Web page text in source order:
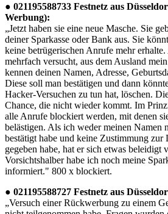
● 021195588733 Festnetz aus
Werbung):
„Jetzt haben sie eine neue Masche. Sie
deiner Sparkasse oder Bank aus. Sie
keine betrügerischen Anrufe mehr
mehrfach versucht, aus dem Ausland
kennen deinen Namen, Adresse,
Diese soll man bestätigen und dann
Hacker-Versuchen zu tun hat, löschen.
Chance, die nicht wieder kommt. Im
alle Anrufe blockiert werden, mit denen
belästigen. Als ich weder meinen Namen
bestätigt habe und keine Zustimmung zur
gegeben habe, hat er sich etwas beleidigt
Vorsichtshalber habe ich noch meine
informiert." 800 x blockiert.
● 021195588727 Festnetz aus
„Versuch einer Rückwerbung zu einem